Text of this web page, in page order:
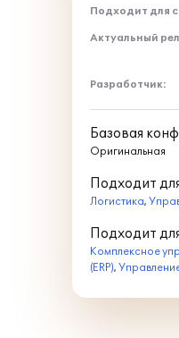
Подходит для
Актуальный
Разработчик:
Базовая
Оригинальная
Подходит
Логистика,
Подходит
Комплексное
(ERP),